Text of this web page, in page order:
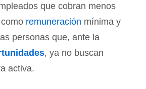
que cobran menos
remuneración mínima y
personas que, ante la
, ya no buscan
activa.